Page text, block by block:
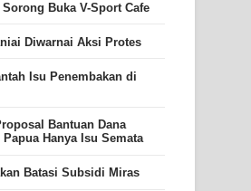
Buka V-Sport Cafe
Diwarnai Aksi Protes
Isu Penembakan di
Bantuan Dana
Hanya Isu Semata
Batasi Subsidi Miras